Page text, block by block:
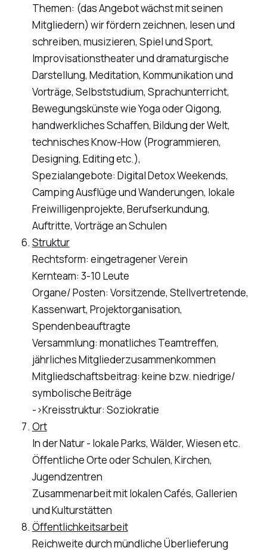
Themen: (das Angebot wächst mit seinen
Mitgliedern) wir fördern zeichnen, lesen und
schreiben, musizieren, Spiel und Sport,
Improvisationstheater und dramaturgische
Darstellung, Meditation, Kommunikation und
Vorträge, Selbststudium, Sprachunterricht,
Bewegungskünste wie Yoga oder Qigong,
handwerkliches Schaffen, Bildung der Welt,
technisches Know-How (Programmieren,
Designing, Editing etc.),
Spezialangebote: Digital Detox Weekends,
Camping Ausflüge und Wanderungen, lokale
Freiwilligenprojekte, Berufserkundung,
Auftritte, Vorträge an Schulen
Struktur
Rechtsform: eingetragener Verein
Kernteam: 3-10 Leute
Organe/ Posten: Vorsitzende, Stellvertretende,
Kassenwart, Projektorganisation,
Spendenbeauftragte
Versammlung: monatliches Teamtreffen,
jährliches Mitgliederzusammenkommen
Mitgliedschaftsbeitrag: keine bzw. niedrige/
symbolische Beiträge
->Kreisstruktur: Soziokratie
Ort
In der Natur - lokale Parks, Wälder, Wiesen etc.
Öffentliche Orte oder Schulen, Kirchen,
Jugendzentren
Zusammenarbeit mit lokalen Cafés, Gallerien
und Kulturstätten
Öffentlichkeitsarbeit
Reichweite durch mündliche Überlieferung